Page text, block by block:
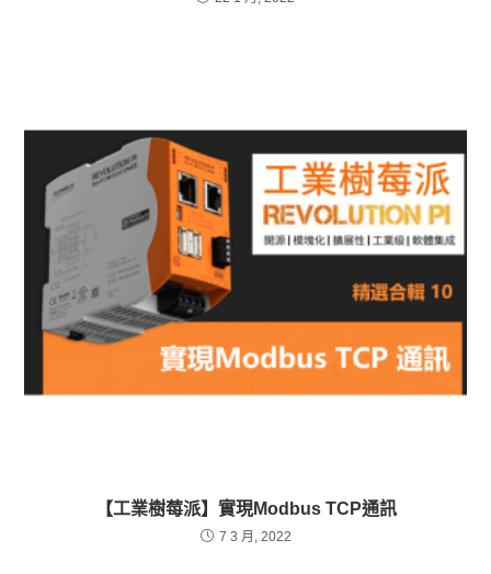
【工業樹莓派】實現Modbus TCP通訊
7 3 月, 2022